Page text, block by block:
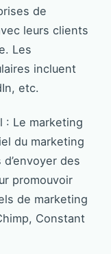
de
leurs clients
Les
incluent
etc.
: Le marketing
du marketing
des
promouvoir
de marketing
Constant